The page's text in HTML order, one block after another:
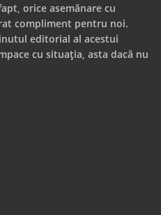
orice asemănare cu
compliment pentru noi.
editorial al acestui
cu situația, asta dacă nu